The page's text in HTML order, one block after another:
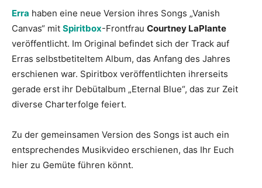
Erra haben eine neue Version ihres Songs „Vanish
Canvas“ mit Spiritbox-Frontfrau Courtney LaPlante
veröffentlicht. Im Original befindet sich der Track auf
Erras selbstbetiteltem Album, das Anfang des Jahres
erschienen war. Spiritbox veröffentlichten ihrerseits
gerade erst ihr Debütalbum „Eternal Blue“, das zur Zeit
diverse Charterfolge feiert.
Zu der gemeinsamen Version des Songs ist auch ein
entsprechendes Musikvideo erschienen, das Ihr Euch
hier zu Gemüte führen könnt.